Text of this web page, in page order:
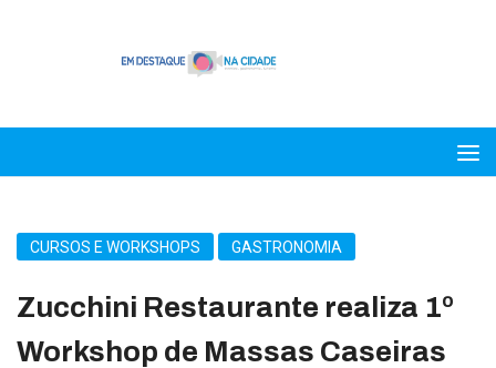
CURSOS E WORKSHOPS GASTRONOMIA
Zucchini Restaurante realiza 1º
Workshop de Massas Caseiras